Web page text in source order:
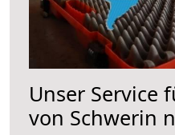
Unser Service
von Schwerin